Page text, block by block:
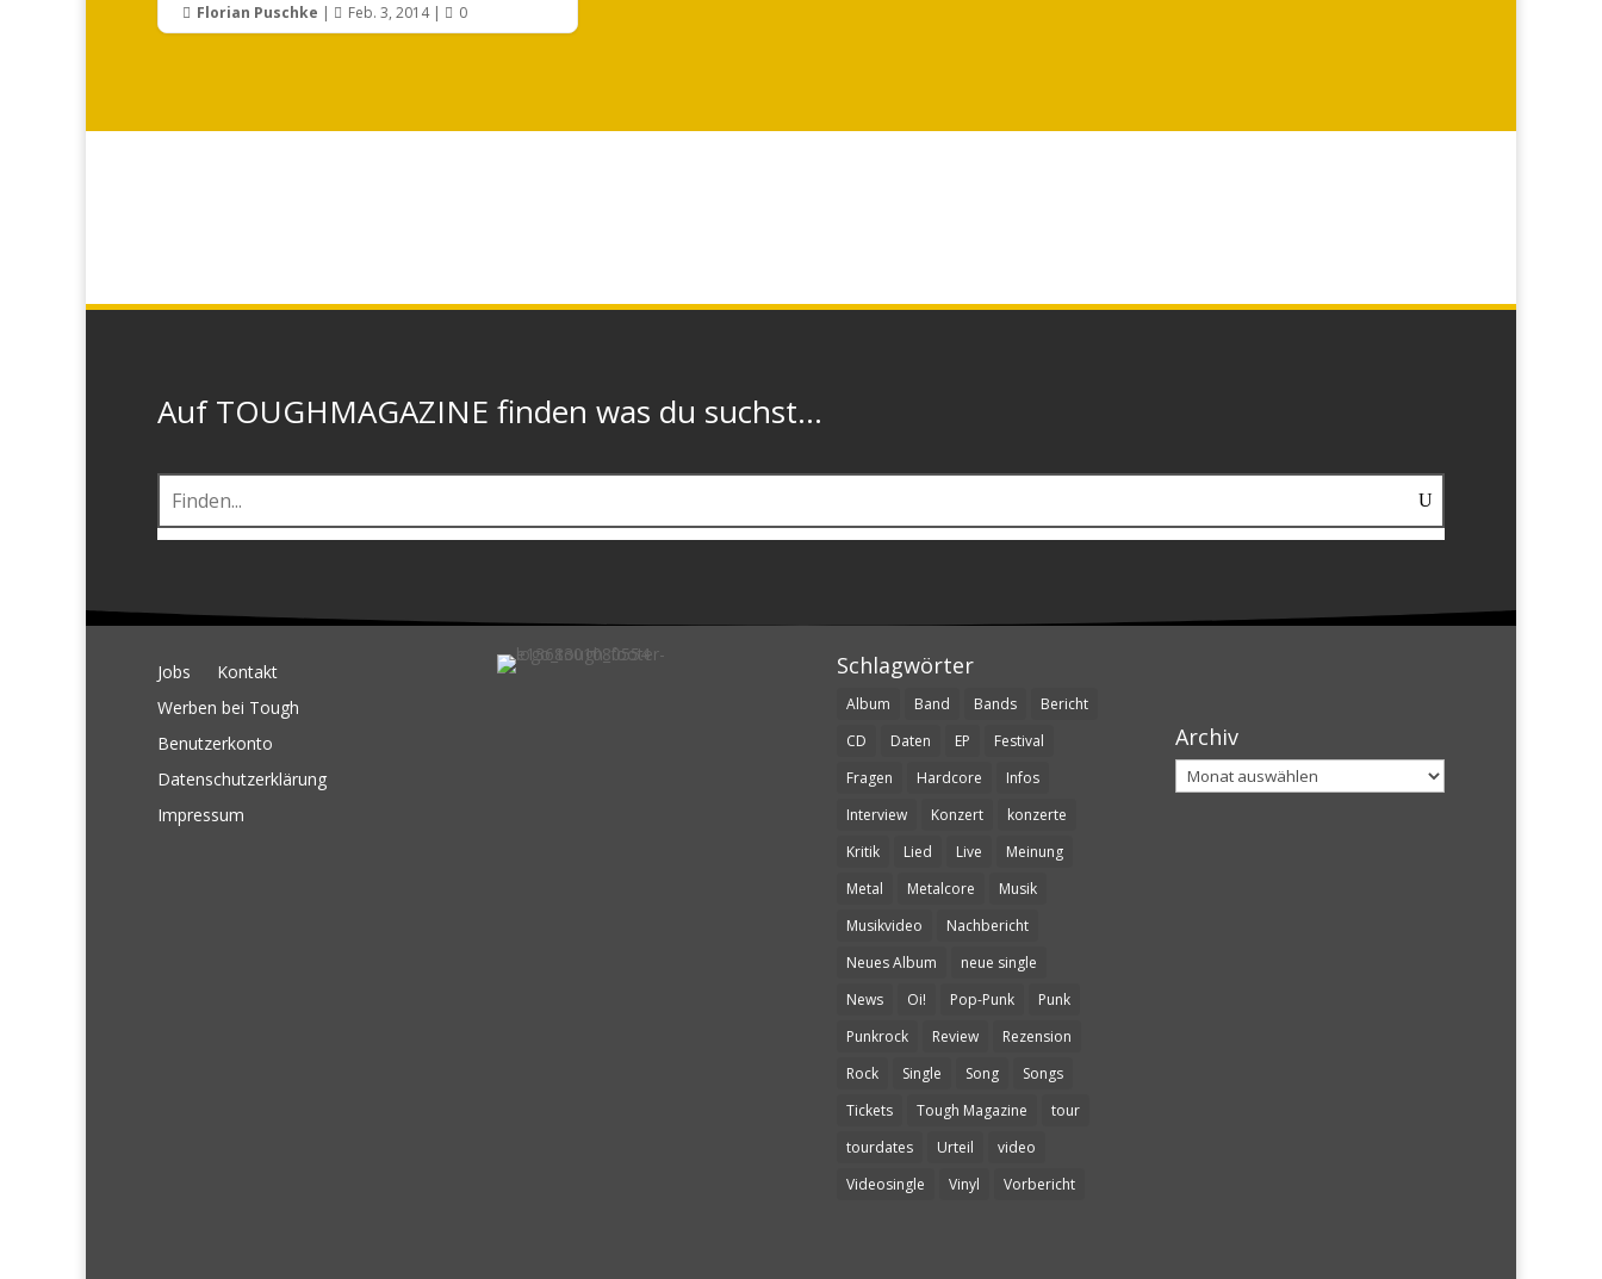
 Florian Puschke |  Feb. 3, 2014|  0
Auf TOUGHMAGAZINE finden was du suchst...
Jobs
Kontakt
Werben bei Tough
Benutzerkonto
Datenschutzerklärung
Impressum
Schlagwörter
Album Band Bands
Bericht
CD
Daten EP
Festival
Fragen
Hardcore
Infos
Interview
Konzert
konzerte
Kritik
Lied Live
Meinung
Metal
Metalcore
Musik
Musikvideo
Nachbericht
Neues Album
neue single
News
Oi! Pop-Punk
Punk
Punkrock
Review
Rezension
Rock
Single Song
Songs
Tickets
Tough Magazine
tour
tourdates
Urteil
video
Videosingle
Vinyl Vorbericht
Archiv
Archiv